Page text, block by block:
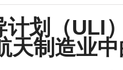
计划（
天制造业